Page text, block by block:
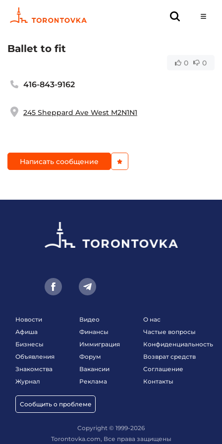
Ballet to fit
0 0
416-843-9162
245 Sheppard Ave West M2N1N1
Написать сообщение
Новости
Афиша
Бизнесы
Объявления
Знакомства
Журнал
Сообщить о проблеме
Видео
Финансы
Иммиграция
Форум
Вакансии
Реклама
О нас
Частые вопросы
Конфиденциальность
Возврат средств
Соглашение
Контакты
Copyright © 1999-2026
Torontovka.com, Все права защищены